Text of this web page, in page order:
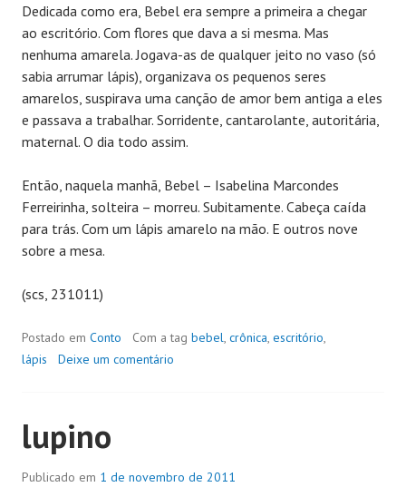
Dedicada como era, Bebel era sempre a primeira a chegar
ao escritório. Com flores que dava a si mesma. Mas
nenhuma amarela. Jogava-as de qualquer jeito no vaso (só
sabia arrumar lápis), organizava os pequenos seres
amarelos, suspirava uma canção de amor bem antiga a eles
e passava a trabalhar. Sorridente, cantarolante, autoritária,
maternal. O dia todo assim.
Então, naquela manhã, Bebel – Isabelina Marcondes
Ferreirinha, solteira – morreu. Subitamente. Cabeça caída
para trás. Com um lápis amarelo na mão. E outros nove
sobre a mesa.
(scs, 231011)
Postado em Conto Com a tag bebel, crônica, escritório,
lápis
Deixe um comentário
lupino
Publicado em 1 de novembro de 2011